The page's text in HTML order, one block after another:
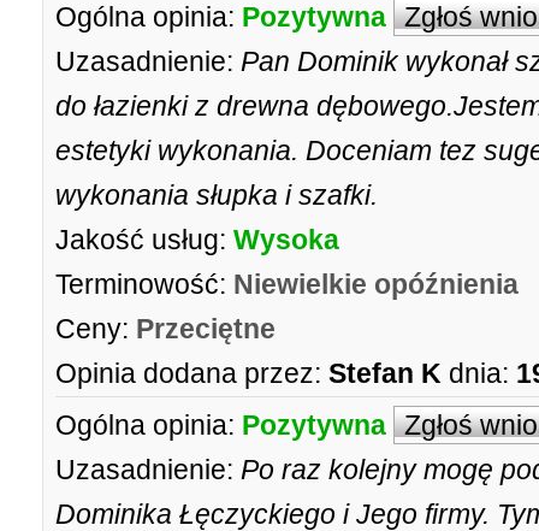
Ogólna opinia: Pozytywna Zgłoś
Uzasadnienie: Pan Dominik wykonał
do łazienki z drewna
estetyki wykonania. Doceniam tez
wykonania słupka i szafki.
Jakość usług: Wysoka
Terminowość: Niewielkie opóźnienia
Ceny: Przeciętne
Opinia dodana przez: Stefan K dnia:
Ogólna opinia: Pozytywna Zgłoś
Uzasadnienie: Po raz kolejny mogę
Dominika Łęczyckiego i Jego firmy.